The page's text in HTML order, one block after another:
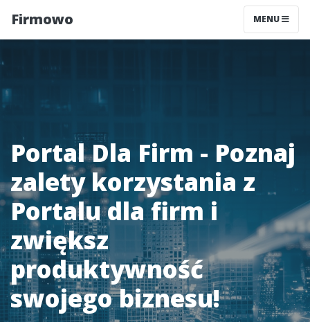
Firmowo MENU
Portal Dla Firm - Poznaj
zalety korzystania z
Portalu dla firm i
zwiększ
produktywność
swojego biznesu!